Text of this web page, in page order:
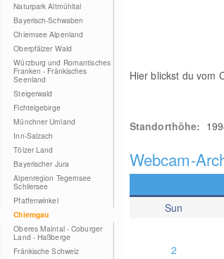
Naturpark Altmühltal
Bayerisch-Schwaben
Chiemsee Alpenland
Oberpfälzer Wald
Würzburg und Romantisches
Franken - Fränkisches
Seenland
Steigerwald
Fichtelgebirge
Münchner Umland
Inn-Salzach
Tölzer Land
Bayerischer Jura
Alpenregion Tegernsee
Schliersee
Pfaffenwinkel
Chiemgau
Oberes Maintal - Coburger
Land - Haßberge
Fränkische Schweiz
Hier blickst du vom
Standorthöhe:
Webcam-
Sun
2